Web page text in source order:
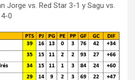
Jorge vs. Red Star 3-1 y Sagu vs.
0